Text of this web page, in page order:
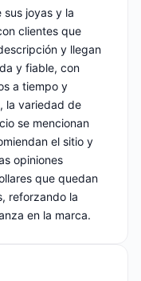
joyas y la
clientes que
y llegan
y fiable, con
a tiempo y
la variedad de
se mencionan
el sitio y
opiniones
que quedan
reforzando la
en la marca.